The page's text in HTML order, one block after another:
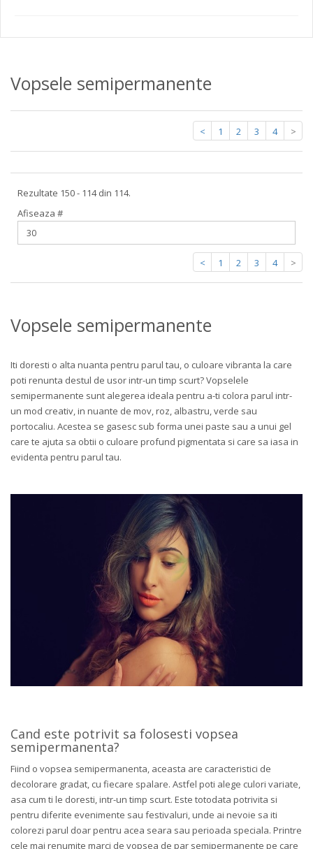
Vopsele semipermanente
< 1 2 3 4 >
Rezultate 150 - 114 din 114.
Afiseaza #
< 1 2 3 4 >
Vopsele semipermanente
Iti doresti o alta nuanta pentru parul tau, o culoare vibranta la care
poti renunta destul de usor intr-un timp scurt? Vopselele
semipermanente sunt alegerea ideala pentru a-ti colora parul intr-
un mod creativ, in nuante de mov, roz, albastru, verde sau
portocaliu. Acestea se gasesc sub forma unei paste sau a unui gel
care te ajuta sa obtii o culoare profund pigmentata si care sa iasa in
evidenta pentru parul tau.
Cand este potrivit sa folosesti vopsea
semipermanenta?
Fiind o vopsea semipermanenta, aceasta are caracteristici de
decolorare gradat, cu fiecare spalare. Astfel poti alege culori variate,
asa cum ti le doresti, intr-un timp scurt. Este totodata potrivita si
pentru diferite evenimente sau festivaluri, unde ai nevoie sa iti
colorezi parul doar pentru acea seara sau perioada speciala. Printre
cele mai renumite marci de vopsea de par semipermanente pe care